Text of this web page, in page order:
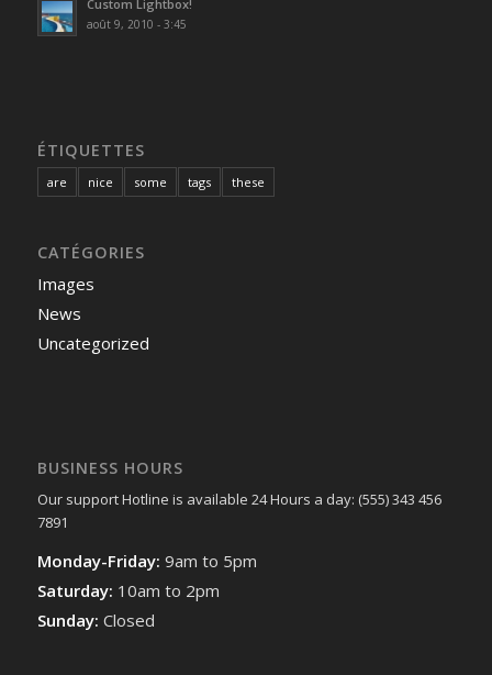
Custom Lightbox!
août 9, 2010 - 3:45
ÉTIQUETTES
are nice some tags these
CATÉGORIES
Images
News
Uncategorized
BUSINESS HOURS
Our support Hotline is available 24 Hours a day: (555) 343 456
7891
Monday-Friday: 9am to 5pm
Saturday: 10am to 2pm
Sunday: Closed